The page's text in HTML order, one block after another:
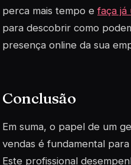
perca mais tempo efaça já
para descobrir como
presença online da sua
Conclusão
Em suma, o papel de um
vendas é fundamental
Este profissional